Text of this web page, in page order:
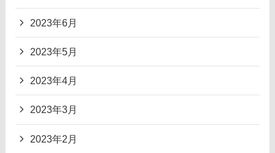
2023年6月
2023年5月
2023年4月
2023年3月
2023年2月